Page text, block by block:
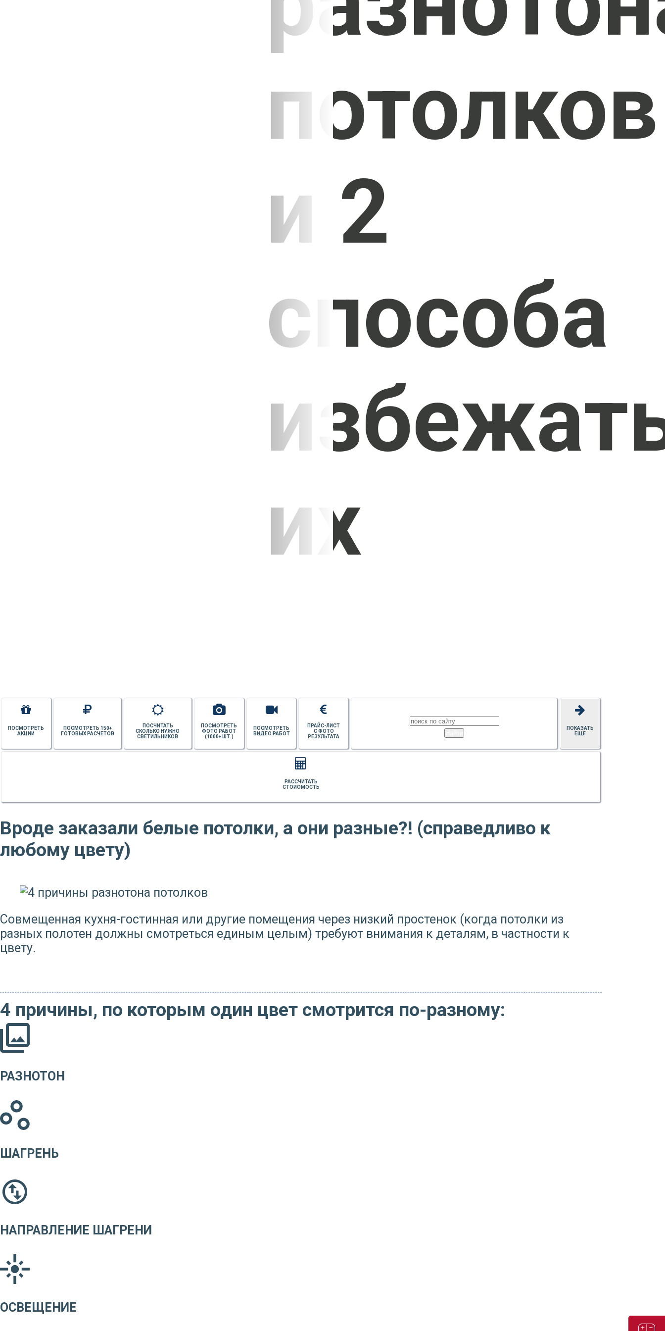
потолков
и 2
способа
их
ПОКАЗАТЬ
ЕЩЕ
ПРАЙС-ЛИСТ
С ФОТО
РЕЗУЛЬТАТА
ПОСМОТРЕТЬ
ВИДЕО РАБОТ
ПОСМОТРЕТЬ
ФОТО РАБОТ
(1000+ ШТ.)
ПОСЧИТАТЬ
СКОЛЬКО НУЖНО
СВЕТИЛЬНИКОВ
ПОСМОТРЕТЬ 150+
ГОТОВЫХ РАСЧЕТОВ
ПОСМОТРЕТЬ
АКЦИИ
РАССЧИТАТЬ
СТОИОМОСТЬ
Вроде заказали белые потолки, а они разные?! (справедливо к
любому цвету)
Совмещенная кухня-гостинная или другие помещения через низкий простенок (когда потолки из
разных полотен должны смотреться единым целым) требуют внимания к деталям, в частности к
цвету.
4 причины, по которым один цвет смотрится по-разному:
РАЗНОТОН
ШАГРЕНЬ
НАПРАВЛЕНИЕ ШАГРЕНИ
ОСВЕЩЕНИЕ